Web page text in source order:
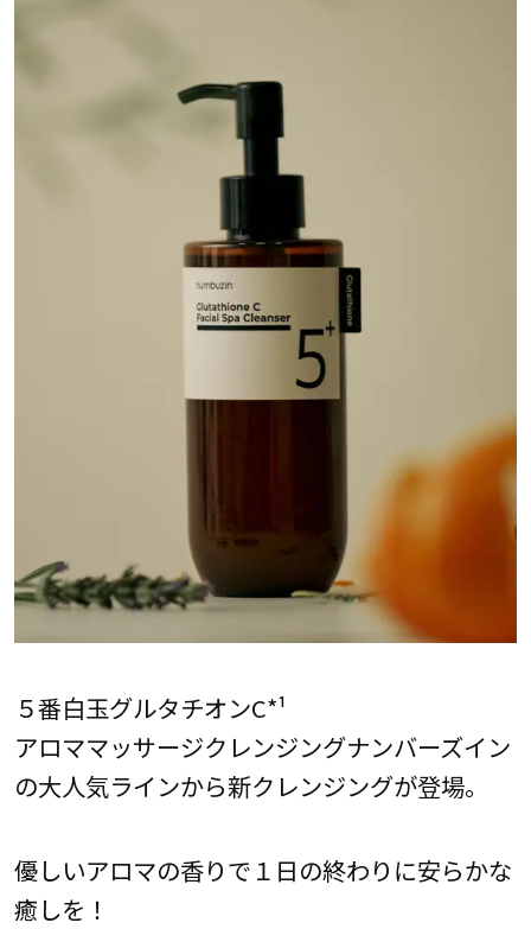
５番白玉グルタチオンC*¹
アロママッサージクレンジングナンバーズイン
の大人気ラインから新クレンジングが登場。
優しいアロマの香りで１日の終わりに安らかな
癒しを！